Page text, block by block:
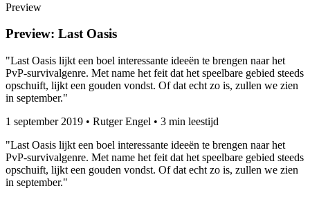
Preview
Preview: Last Oasis
"Last Oasis lijkt een boel interessante ideeën te brengen naar het
PvP-survivalgenre. Met name het feit dat het speelbare gebied steeds
opschuift, lijkt een gouden vondst. Of dat echt zo is, zullen we zien
in september."
1 september 2019 • Rutger Engel • 3 min leestijd
"Last Oasis lijkt een boel interessante ideeën te brengen naar het
PvP-survivalgenre. Met name het feit dat het speelbare gebied steeds
opschuift, lijkt een gouden vondst. Of dat echt zo is, zullen we zien
in september."